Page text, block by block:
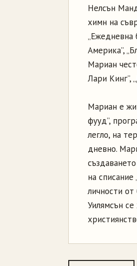
Нелсън
химн на
„Ежедневна
Америка”,
Мариан
Лари Кинг”,
Мариан е
фууд”,
легло, на
дневно.
на
личности
Уилямсън